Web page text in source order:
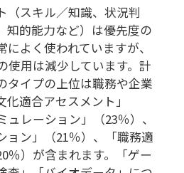
（スキル／知識、状況判
知的能力など）は優先度の
よく使われていますが、
使用は減少しています。計
タイプの上位は職務や企業
適合アセスメント」
ュレーション」（23％）、
ョン」（21％）、「職務適
％）が含まれます。「ゲー